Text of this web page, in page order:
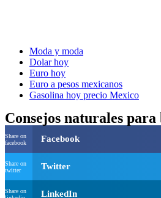
Moda y moda
Dolar hoy
Euro hoy
Euro a pesos mexicanos
Gasolina hoy precio Mexico
Consejos naturales
Share on
facebook
Facebook
Share on
twitter
Twitter
Share on
LinkedIn